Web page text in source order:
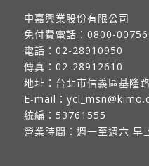
中嘉興業股份有限公司
免付費電話： 0800-
電話： 02-28910950
傳真： 02-28912610
地址： 台北市信義區基隆
E-mail：
統編：53761555
營業時間：週一至週六